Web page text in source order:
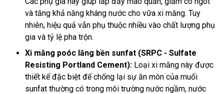
và tăng khả năng kháng nước cho vữa xi măng. Tuy
nhiên, hiệu quả vẫn phụ thuộc nhiều vào chất lượng phụ
gia và tỷ lệ pha trộn.
Xi măng poóc lăng bền sunfat (SRPC - Sulfate
Resisting Portland Cement): Loại xi măng này được
thiết kế đặc biệt để chống lại sự ăn mòn của muối
sunfat thường có trong môi trường nước ngầm, nước